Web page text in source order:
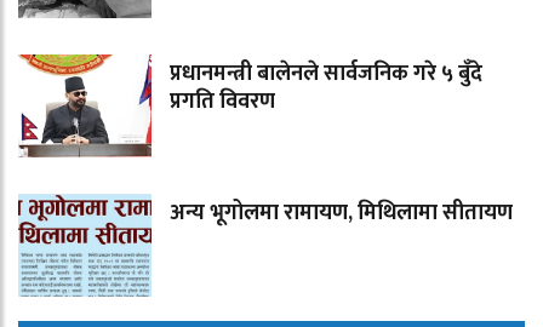
प्रधानमन्त्री बालेनले सार्वजनिक गरे ५ बुँदे
प्रगति विवरण
अन्य भूगोलमा रामायण, मिथिलामा सीतायण